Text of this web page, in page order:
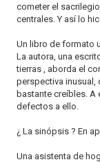
cometer el
centrales. Y así lo
Un libro de formato
La autora, una
tierras , aborda el
perspectiva inusual,
bastante creíbles. A
defectos a ello.
¿ La sinópsis ? En
Una asistenta de